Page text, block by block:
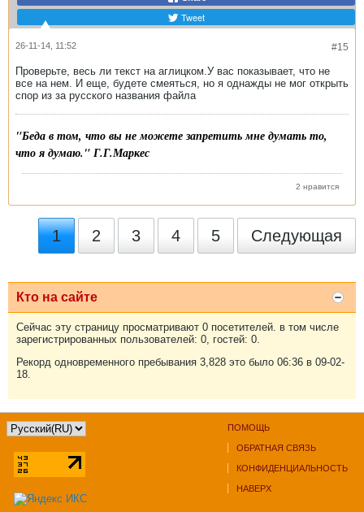
Tweet
#15
26-11-14, 11:52
Проверьте, весь ли текст на аглицком.У вас показывает, что не
все на нем. И еще, будете смеяться, но я однажды не мог открыть
спор из за русского названия файла
"Беда в том, что вы не можете запретить мне думать то,
что я думаю." Г.Г.Маркес
2 нравится
1 2 3 4 5 Следующая
Кто на сайте
Сейчас эту страницу просматривают 0 посетителей. в том числе
зарегистрированных пользователей: 0, гостей: 0.
Рекорд одновременного пребывания 3,828 это было 06:36 в 09-02-
18.
ПОМОЩЬ
ОБРАТНАЯ СВЯЗЬ
КОНФИДЕНЦИАЛЬНОСТЬ
НАВЕРХ